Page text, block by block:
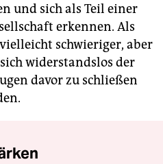
und sich als Teil einer
erkennen. Als
schwieriger, aber
widerstandslos der
davor zu schließen